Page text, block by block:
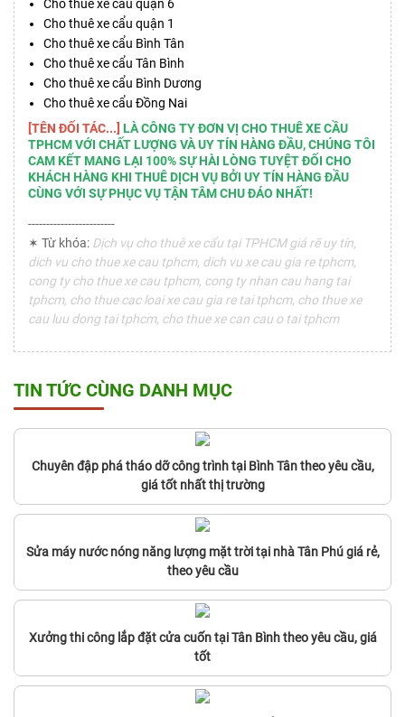
Cho thuê xe cẩu quận 6
Cho thuê xe cẩu quận 1
Cho thuê xe cẩu Bình Tân
Cho thuê xe cẩu Tân Bình
Cho thuê xe cẩu Bình Dương
Cho thuê xe cẩu Đồng Nai
[TÊN ĐỐI TÁC...] LÀ CÔNG TY ĐƠN VỊ CHO THUÊ XE CẦU
TPHCM VỚI CHẤT LƯỢNG VÀ UY TÍN HÀNG ĐẦU, CHÚNG TÔI
CAM KẾT MANG LẠI 100% SỰ HÀI LÒNG TUYỆT ĐỐI CHO
KHÁCH HÀNG KHI THUÊ DỊCH VỤ BỞI UY TÍN HÀNG ĐẦU
CÙNG VỚI SỰ PHỤC VỤ TẬN TÂM CHU ĐÁO NHẤT!
------------------------
✶ Từ khóa: Dịch vụ cho thuê xe cẩu tại TPHCM giá rẽ uy tín,
dich vu cho thue xe cau tphcm, dich vu xe cau gia re tphcm,
cong ty cho thue xe cau tphcm, cong ty nhan cau hang tai
tphcm, cho thue cac loai xe cau gia re tai tphcm, cho thue xe
cau luu dong tai tphcm, cho thue xe can cau o tai tphcm
TIN TỨC CÙNG DANH MỤC
Chuyên đập phá tháo dỡ công trình tại Bình Tân theo yêu cầu,
giá tốt nhất thị trường
Sửa máy nước nóng năng lượng mặt trời tại nhà Tân Phú giá rẻ,
theo yêu cầu
Xưởng thi công lắp đặt cửa cuốn tại Tân Bình theo yêu cầu, giá
tốt